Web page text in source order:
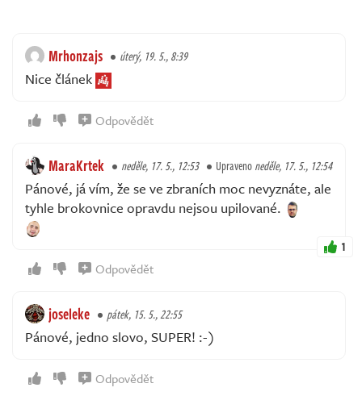
Mrhonzajs úterý, 19. 5., 8:39
Nice článek
Odpovědět
MaraKrtek neděle, 17. 5., 12:53 Upravenoneděle, 17. 5., 12:54
Pánové, já vím, že se ve zbraních moc nevyznáte, ale
tyhle brokovnice opravdu nejsou upilované.
1
Odpovědět
joseleke pátek, 15. 5., 22:55
Pánové, jedno slovo, SUPER! :-)
Odpovědět